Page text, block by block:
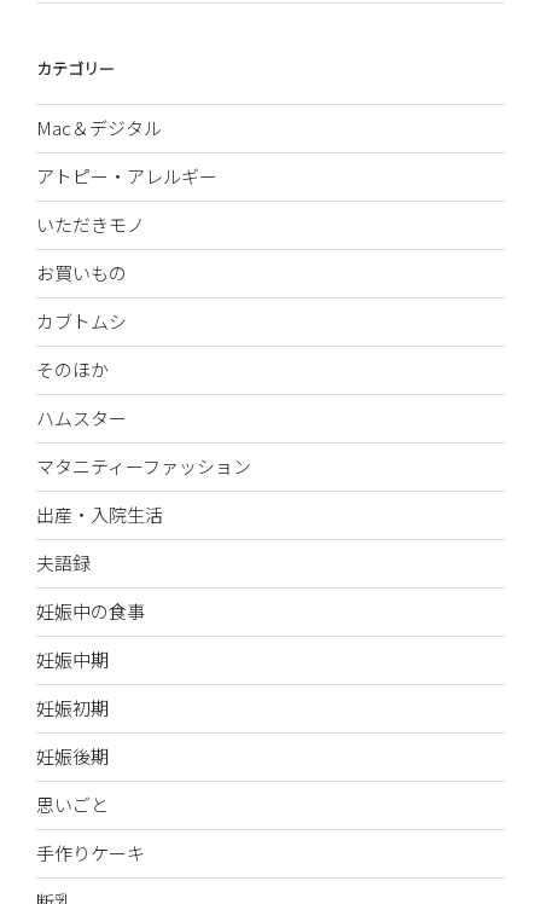
カテゴリー
Mac＆デジタル
アトピー・アレルギー
いただきモノ
お買いもの
カブトムシ
そのほか
ハムスター
マタニティーファッション
出産・入院生活
夫語録
妊娠中の食事
妊娠中期
妊娠初期
妊娠後期
思いごと
手作りケーキ